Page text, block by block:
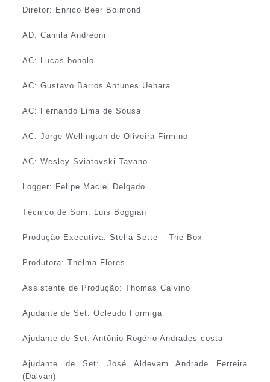
Diretor: Enrico Beer Boimond
AD: Camila Andreoni
AC: Lucas bonolo
AC: Gustavo Barros Antunes Uehara
AC: Fernando Lima de Sousa
AC: Jorge Wellington de Oliveira Firmino
AC: Wesley Sviatovski Tavano
Logger: Felipe Maciel Delgado
Técnico de Som: Luis Boggian
Produção Executiva: Stella Sette – The Box
Produtora: Thelma Flores
Assistente de Produção: Thomas Calvino
Ajudante de Set: Ocleudo Formiga
Ajudante de Set: Antônio Rogério Andrades costa
Ajudante de Set: José Aldevam Andrade Ferreira
(Dalvan)